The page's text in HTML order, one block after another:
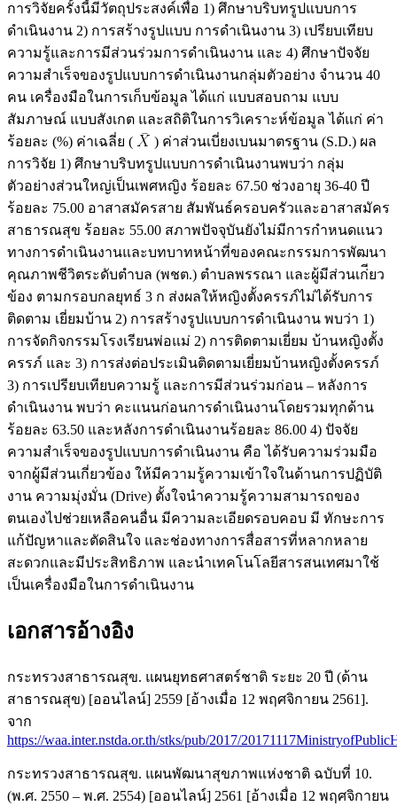
การวิจัยครั้งนี้มีวัตถุประสงค์เพื่อ 1) ศึกษาบริบทรูปแบบการ
ดำเนินงาน 2) การสร้างรูปแบบ การดำเนินงาน 3) เปรียบเทียบ
ความรู้และการมีส่วนร่วมการดำเนินงาน และ 4) ศึกษาปัจจัย
ความสำเร็จของรูปแบบการดำเนินงานกลุ่มตัวอย่าง จำนวน 40
คน เครื่องมือในการเก็บข้อมูล ได้แก่ แบบสอบถาม แบบ
สัมภาษณ์ แบบสังเกต และสถิติในการวิเคราะห์ข้อมูล ได้แก่ ค่า
ร้อยละ (%) ค่าเฉลี่ย (
) ค่าส่วนเบี่ยงเบนมาตรฐาน (S.D.) ผล
การวิจัย 1) ศึกษาบริบทรูปแบบการดำเนินงานพบว่า กลุ่ม
ตัวอย่างส่วนใหญ่เป็นเพศหญิง ร้อยละ 67.50 ช่วงอายุ 36-40 ปี
ร้อยละ 75.00 อาสาสมัครสาย สัมพันธ์ครอบครัวและอาสาสมัคร
สาธารณสุข ร้อยละ 55.00 สภาพปัจจุบันยังไม่มีการกำหนดแนว
ทางการดำเนินงานและบทบาทหน้าที่ของคณะกรรมการพัฒนา
คุณภาพชีวิตระดับตำบล (พชต.) ตำบลพรรณา และผู้มีส่วนเก่ียว
ข้อง ตามกรอบกลยุทธ์ 3 ก ส่งผลให้หญิงตั้งครรภ์ไม่ได้รับการ
ติดตาม เยี่ยมบ้าน 2) การสร้างรูปแบบการดำเนินงาน พบว่า 1)
การจัดกิจกรรมโรงเรียนพ่อแม่ 2) การติดตามเยี่ยม บ้านหญิงตั้ง
ครรภ์ และ 3) การส่งต่อประเมินติดตามเยี่ยมบ้านหญิงตั้งครรภ์
3) การเปรียบเทียบความรู้ และการมีส่วนร่วมก่อน – หลังการ
ดำเนินงาน พบว่า คะแนนก่อนการดำเนินงานโดยรวมทุกด้าน
ร้อยละ 63.50 และหลังการดำเนินงานร้อยละ 86.00 4) ปัจจัย
ความสำเร็จของรูปแบบการดำเนินงาน คือ ได้รับความร่วมมือ
จากผู้มีส่วนเกี่ยวข้อง ให้มีความรู้ความเข้าใจในด้านการปฏิบัติ
งาน ความมุ่งมั่น (Drive) ตั้งใจนำความรู้ความสามารถของ
ตนเองไปช่วยเหลือคนอื่น มีความละเอียดรอบคอบ มี ทักษะการ
แก้ปัญหาและตัดสินใจ และช่องทางการสื่อสารที่หลากหลาย
สะดวกและมีประสิทธิภาพ และนำเทคโนโลยีสารสนเทศมาใช้
เป็นเครื่องมือในการดำเนินงาน
เอกสารอ้างอิง
กระทรวงสาธารณสุข. แผนยุทธศาสตร์ชาติ ระยะ 20 ปี (ด้าน
สาธารณสุข) [ออนไลน์] 2559 [อ้างเมื่อ 12 พฤศจิกายน 2561].
จาก
https://waa.inter.nstda.or.th/stks/pub/2017/
กระทรวงสาธารณสุข. แผนพัฒนาสุขภาพแห่งชาติ ฉบับที่ 10.
(พ.ศ. 2550 – พ.ศ. 2554) [ออนไลน์] 2561 [อ้างเมื่อ 12 พฤศจิกายน